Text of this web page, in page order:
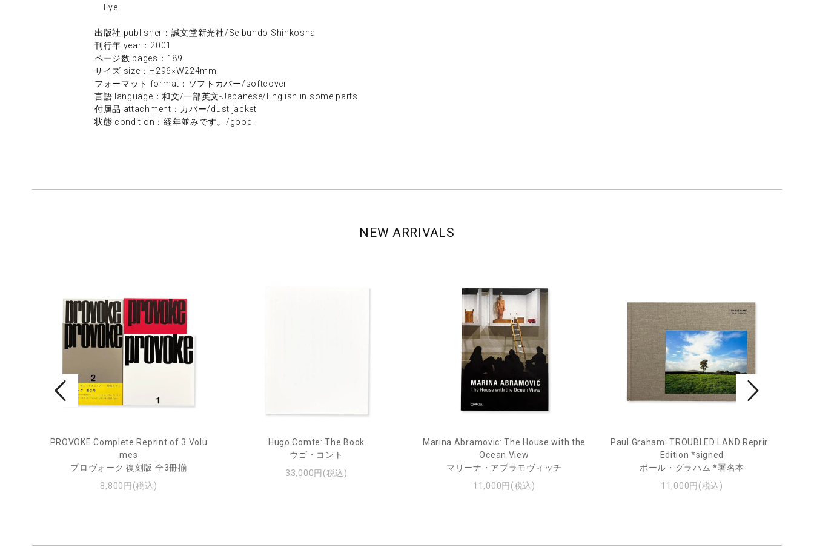
Eye
出版社 publisher：誠文堂新光社/Seibundo Shinkosha
刊行年 year：2001
ページ数 pages：189
サイズ size：H296×W224mm
フォーマット format：ソフトカバー/softcover
言語 language：和文/一部英文-Japanese/English in some parts
付属品 attachment：カバー/dust jacket
状態 condition：経年並みです。/good.
NEW ARRIVALS
PROVOKE Complete Reprint of 3 Volu
mes
プロヴォーク 復刻版 全3冊揃
8,800円(税込)
Hugo Comte: The Book
ウゴ・コント
33,000円(税込)
Marina Abramovic: The House with the
Ocean View
マリーナ・アブラモヴィッチ
11,000円(税込)
Paul Graham: TROUBLED LAND Reprint
Edition *signed
ポール・グラハム *署名本
11,000円(税込)